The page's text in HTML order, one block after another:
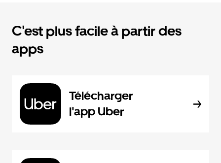
C'est plus facile à partir des
apps
Télécharger
l'app Uber